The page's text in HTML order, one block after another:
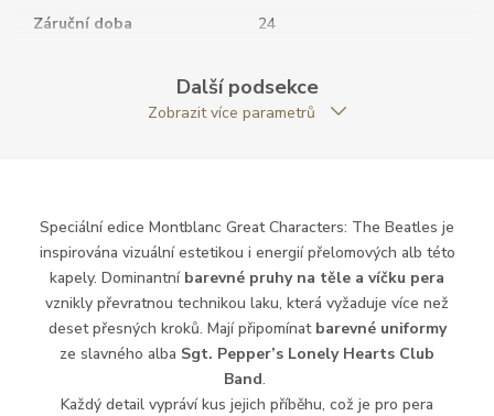
Záruční doba
24
speciální edice
Další podsekce
Zobrazit více parametrů
Speciální edice Montblanc Great Characters: The Beatles je
inspirována vizuální estetikou i energií přelomových alb této
kapely. Dominantní barevné pruhy na těle a víčku pera
vznikly převratnou technikou laku, která vyžaduje více než
deset přesných kroků. Mají připomínatbarevné uniformy
ze slavného alba Sgt. Pepper’s Lonely Hearts Club
Band.
Každý detail vypráví kus jejich příběhu, což je pro pera